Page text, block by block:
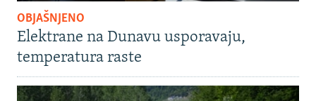
OBJAŠNJENO
Elektrane na Dunavu usporavaju,
temperatura raste